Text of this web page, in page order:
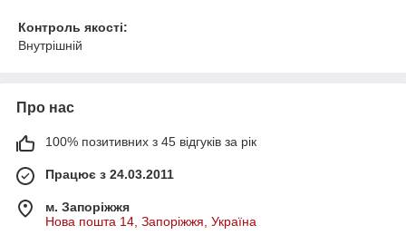
Контроль якості:
Внутрішній
Про нас
100% позитивних з 45 відгуків за рік
Працює з 24.03.2011
м. Запоріжжя
Нова пошта 14, Запоріжжя, Україна